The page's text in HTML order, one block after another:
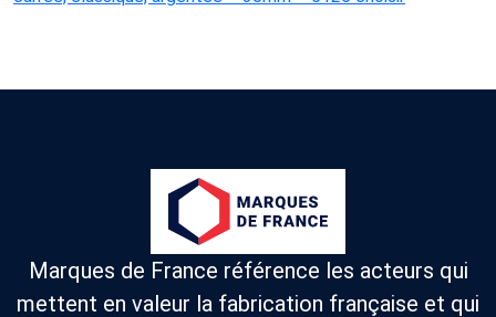
Marques de France référence les acteurs qui
mettent en valeur la fabrication française et qui